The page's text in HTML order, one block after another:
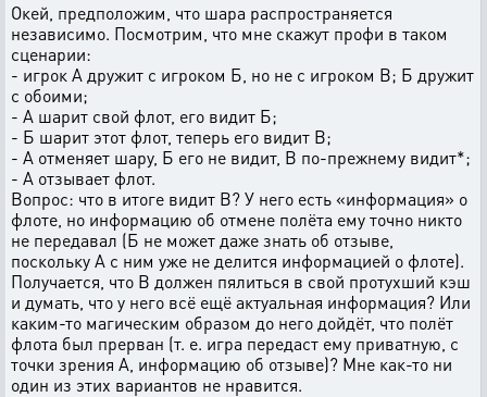
Окей, предположим, что шара распространяется
независимо. Посмотрим, что мне скажут профи в таком
сценарии:
- игрок А дружит с игроком Б, но не с игроком В; Б дружит
с обоими;
- А шарит свой флот, его видит Б;
- Б шарит этот флот, теперь его видит В;
- А отменяет шару, Б его не видит, В по-прежнему видит*;
- А отзывает флот.
Вопрос: что в итоге видит В? У него есть «информация» о
флоте, но информацию об отмене полёта ему точно никто
не передавал (Б не может даже знать об отзыве,
поскольку А с ним уже не делится информацией о флоте).
Получается, что В должен пялиться в свой протухший кэш
и думать, что у него всё ещё актуальная информация? Или
каким-то магическим образом до него дойдёт, что полёт
флота был прерван (т. е. игра передаст ему приватную, с
точки зрения А, информацию об отзыве)? Мне как-то ни
один из этих вариантов не нравится.